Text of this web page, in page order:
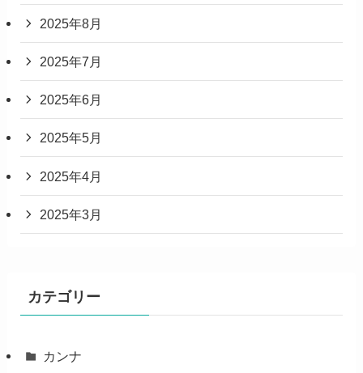
2025年8月
2025年7月
2025年6月
2025年5月
2025年4月
2025年3月
カテゴリー
カンナ